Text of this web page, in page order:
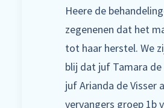
Heere de
zegenenen dat het
tot haar herstel. We
blij dat juf Tamara de
juf Arianda de Visser
vervangers groep 1b